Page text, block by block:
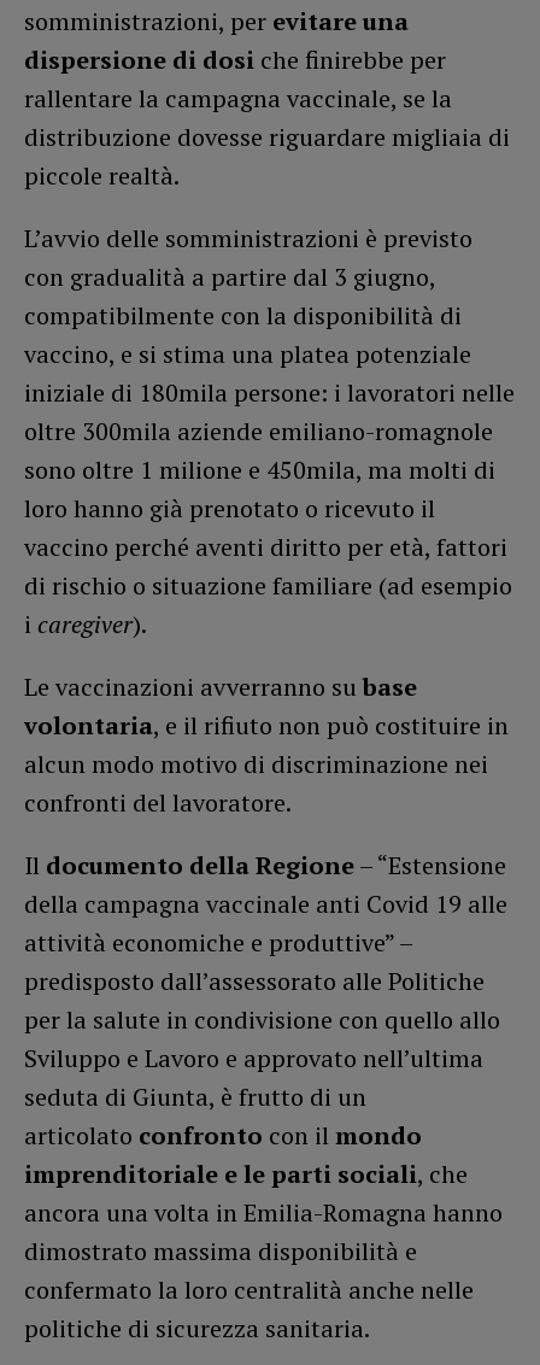
somministrazioni, per evitare una
dispersione di dosi che finirebbe per
rallentare la campagna vaccinale, se la
distribuzione dovesse riguardare migliaia di
piccole realtà.
L’avvio delle somministrazioni è previsto
con gradualità a partire dal 3 giugno,
compatibilmente con la disponibilità di
vaccino, e si stima una platea potenziale
iniziale di 180mila persone: i lavoratori nelle
oltre 300mila aziende emiliano-romagnole
sono oltre 1 milione e 450mila, ma molti di
loro hanno già prenotato o ricevuto il
vaccino perché aventi diritto per età, fattori
di rischio o situazione familiare (ad esempio
i caregiver).
Le vaccinazioni avverranno subase
volontaria, e il rifiuto non può costituire in
alcun modo motivo di discriminazione nei
confronti del lavoratore.
Il documento della Regione– “Estensione
della campagna vaccinale anti Covid 19 alle
attività economiche e produttive” –
predisposto dall’assessorato alle Politiche
per la salute in condivisione con quello allo
Sviluppo e Lavoro e approvato nell’ultima
seduta di Giunta, è frutto di un
articolato confronto con il mondo
imprenditoriale e le parti sociali, che
ancora una volta in Emilia-Romagna hanno
dimostrato massima disponibilità e
confermato la loro centralità anche nelle
politiche di sicurezza sanitaria.